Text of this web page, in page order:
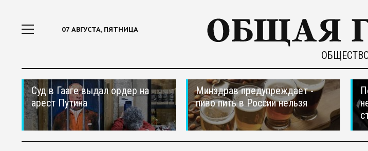
07 АВГУСТА, ПЯТНИЦА
Суд в Гааге выдал ордер на
арест Путина
Минздрав предупреждает -
пиво пить в России нельзя